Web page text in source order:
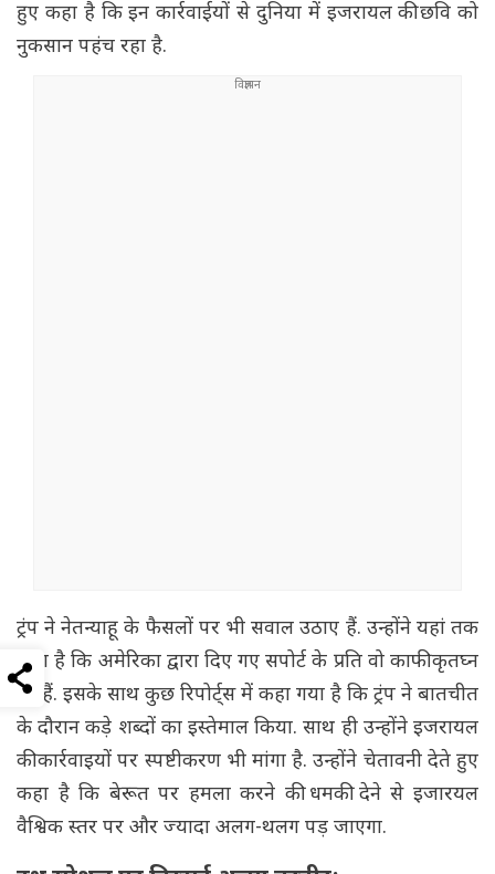
हुए कहा है कि इन कार्रवाईयों से दुनिया में इजरायल की छवि को
नुकसान पहंच रहा है.
ट्रंप ने नेतन्याहू के फैसलों पर भी सवाल उठाए हैं. उन्होंने यहां तक
कहा है कि अमेरिका द्वारा दिए गए सपोर्ट के प्रति वो काफी कृतघ्न
रहे हैं. इसके साथ कुछ रिपोर्ट्स में कहा गया है कि ट्रंप ने बातचीत
के दौरान कड़े शब्दों का इस्तेमाल किया. साथ ही उन्होंने इजरायल
की कार्रवाइयों पर स्पष्टीकरण भी मांगा है. उन्होंने चेतावनी देते हुए
कहा है कि बेरूत पर हमला करने की धमकी देने से इजारयल
वैश्विक स्तर पर और ज्यादा अलग-थलग पड़ जाएगा.